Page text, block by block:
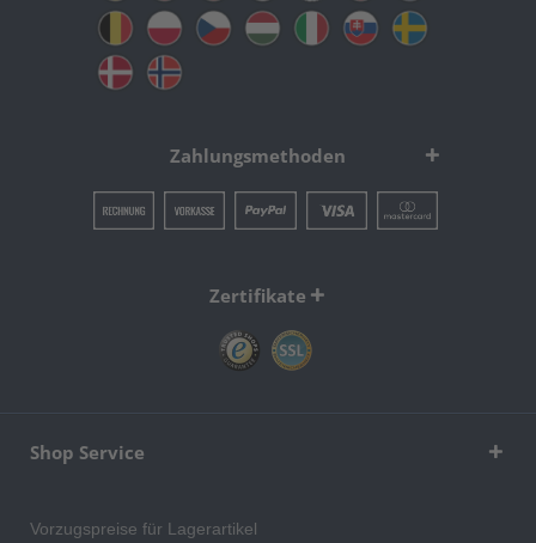
Zahlungsmethoden
Zertifikate
Shop Service
Vorzugspreise für Lagerartikel